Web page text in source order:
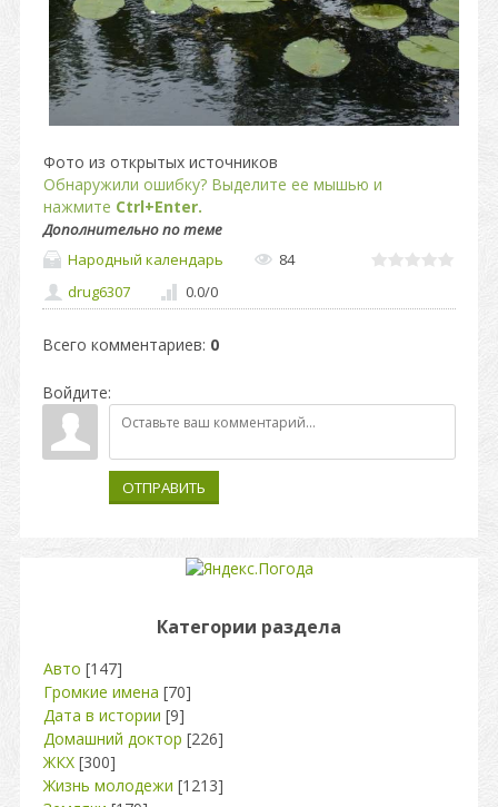
Фото из открытых источников
Обнаружили ошибку? Выделите ее мышью и
нажмите Ctrl+Enter.
Дополнительно по теме
Народный календарь
84
drug6307
0.0/0
Всего комментариев: 0
Войдите:
ОТПРАВИТЬ
Категории раздела
Авто [147]
Громкие имена [70]
Дата в истории [9]
Домашний доктор [226]
ЖКХ [300]
Жизнь молодежи [1213]